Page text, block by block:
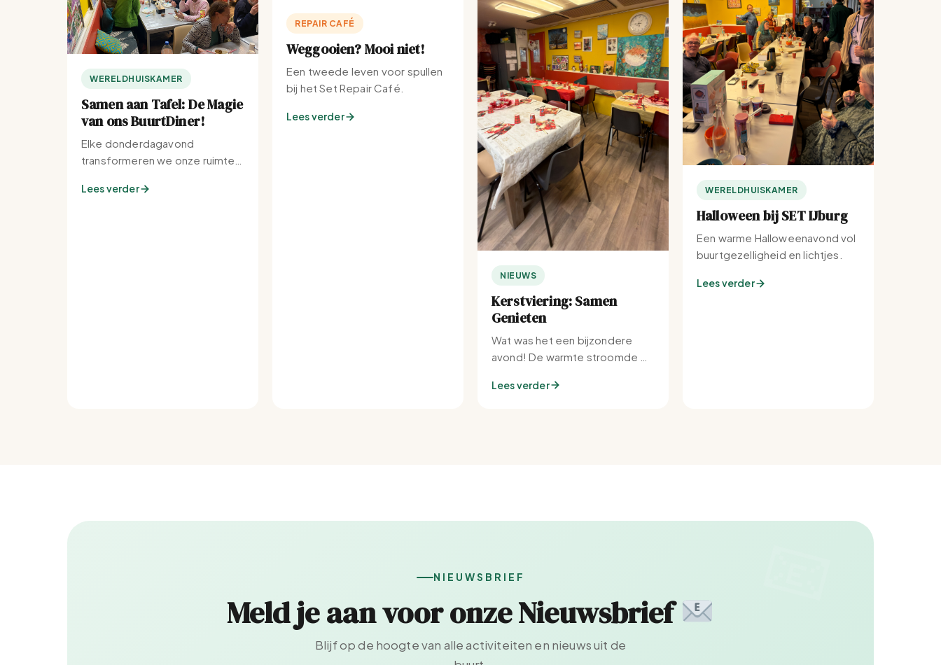
WERELDHUISKAMER
Samen aan Tafel: De Magie
van ons BuurtDiner!
Elke donderdagavond
transformeren we onze ruimte
buurt.
Lees verder
REPAIR CAFÉ
Weggooien? Mooi niet!
Een tweede leven voor spullen
bij het Set Repair Café.
Lees verder
NIEUWS
Kerstviering: Samen
Genieten
Wat was het een bijzondere
avond! De warmte stroomde bij
Lees verder
WERELDHUISKAMER
Halloween bij SET IJburg
Een warme Halloweenavond vol
buurtgezelligheid en lichtjes.
Lees verder
NIEUWSBRIEF
Meld je aan voor onze Nieuwsbrief
Blijf op de hoogte van alle activiteiten en nieuws uit de